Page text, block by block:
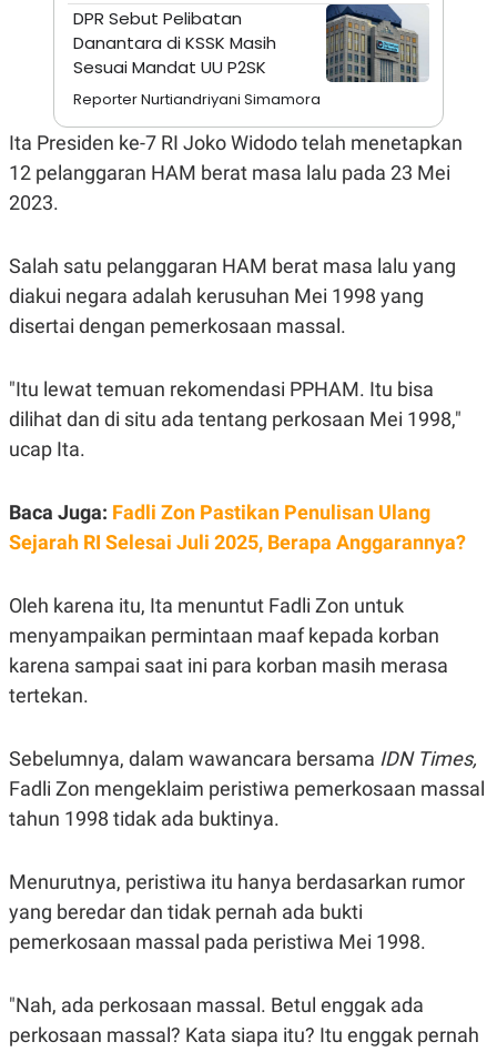
E
R
I
A
E
T
A
R
KANAL
A
T
D
A
G
E
S
K
N
T
V
L
P
S
JARINGAN
K
O
N
A
C
A
D
P
R
E
S
L
E
A
DPR Sebut Pelibatan
Danantara di KSSK Masih
Sesuai Mandat UU P2SK
Reporter Nurtiandriyani Simamora
Ita Presiden ke-7 RI Joko Widodo telah menetapkan
12 pelanggaran HAM berat masa lalu pada 23 Mei
2023.
Salah satu pelanggaran HAM berat masa lalu yang
diakui negara adalah kerusuhan Mei 1998 yang
disertai dengan pemerkosaan massal.
"Itu lewat temuan rekomendasi PPHAM. Itu bisa
dilihat dan di situ ada tentang perkosaan Mei 1998,"
ucap Ita.
Baca Juga: Fadli Zon Pastikan Penulisan Ulang
Sejarah RI Selesai Juli 2025, Berapa Anggarannya?
Oleh karena itu, Ita menuntut Fadli Zon untuk
menyampaikan permintaan maaf kepada korban
karena sampai saat ini para korban masih merasa
tertekan.
Sebelumnya, dalam wawancara bersama IDN Times,
Fadli Zon mengeklaim peristiwa pemerkosaan massal
tahun 1998 tidak ada buktinya.
Menurutnya, peristiwa itu hanya berdasarkan rumor
yang beredar dan tidak pernah ada bukti
pemerkosaan massal pada peristiwa Mei 1998.
"Nah, ada perkosaan massal. Betul enggak ada
perkosaan massal? Kata siapa itu? Itu enggak pernah